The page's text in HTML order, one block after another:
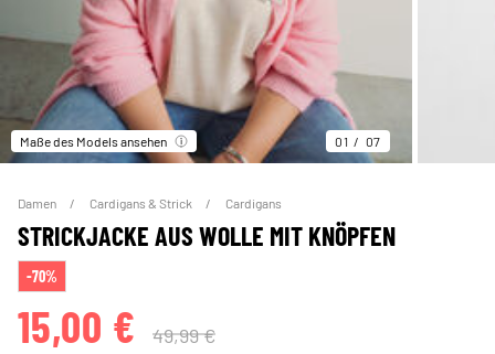
Maße des Models ansehen 01 07
Damen Cardigans & Strick Cardigans
STRICKJACKE AUS WOLLE MIT KNÖPFEN
-70%
15,00 € 49,99 €